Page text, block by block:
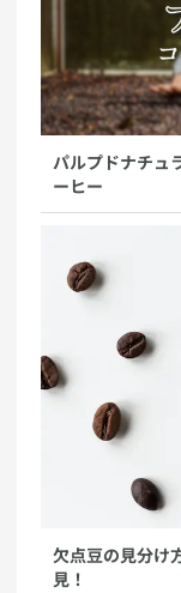
パルプドナチュ
ーヒー
欠点豆の見分け
見！